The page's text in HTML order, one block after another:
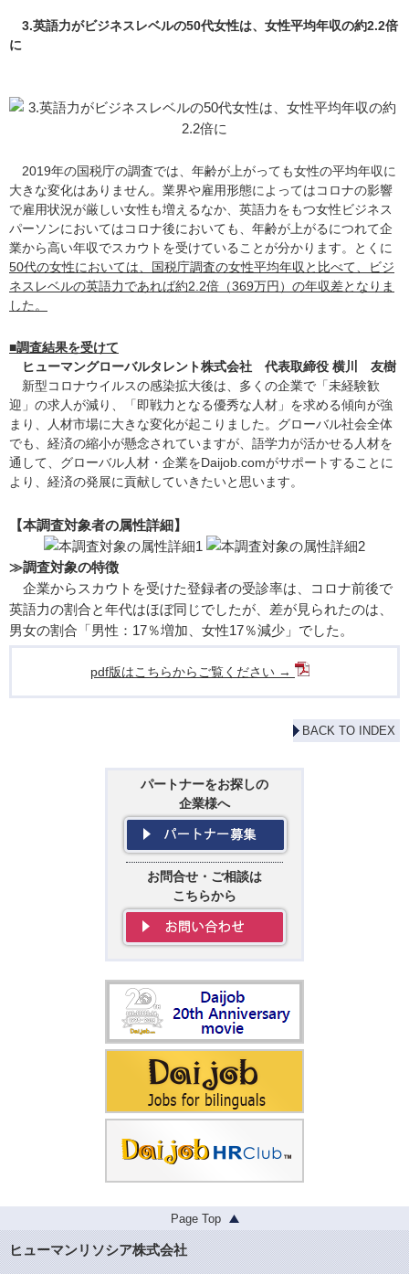
3.英語力がビジネスレベルの50代女性は、女性平均年収の約2.2倍
に
2019年の国税庁の調査では、年齢が上がっても女性の平均年収に
大きな変化はありません。業界や雇用形態によってはコロナの影響
で雇用状況が厳しい女性も増えるなか、英語力をもつ女性ビジネス
パーソンにおいてはコロナ後においても、年齢が上がるにつれて企
業から高い年収でスカウトを受けていることが分かります。とくに
50代の女性においては、国税庁調査の女性平均年収と比べて、ビジ
ネスレベルの英語力であれば約2.2倍（369万円）の年収差となりま
した。
■調査結果を受けて
ヒューマングローバルタレント株式会社 代表取締役 横川 友樹
新型コロナウイルスの感染拡大後は、多くの企業で「未経験歓
迎」の求人が減り、「即戦力となる優秀な人材」を求める傾向が強
まり、人材市場に大きな変化が起こりました。グローバル社会全体
でも、経済の縮小が懸念されていますが、語学力が活かせる人材を
通して、グローバル人材・企業をDaijob.comがサポートすることに
より、経済の発展に貢献していきたいと思います。
【本調査対象者の属性詳細】
≫調査対象の特徴
企業からスカウトを受けた登録者の受診率は、コロナ前後で
英語力の割合と年代はほぼ同じでしたが、差が見られたのは、
男女の割合「男性：17％増加、女性17％減少」でした。
pdf版はこちらからご覧ください →
BACK TO INDEX
パートナーをお探しの
企業様へ
お問合せ・ご相談は
こちらから
Page Top
ヒューマンリソシア株式会社